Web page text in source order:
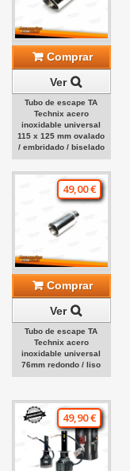
Comprar
Ver
Tubo de escape TA
Technix acero
inoxidable universal
115 x 125 mm ovalado
/ embridado / biselado
49,00 €
Comprar
Ver
Tubo de escape TA
Technix acero
inoxidable universal
76mm redondo / liso
49,90 €